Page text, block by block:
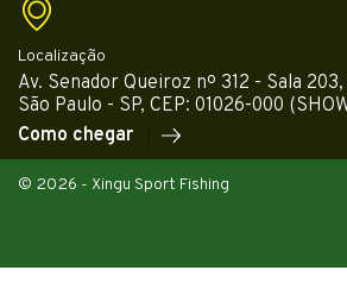
Localização
Av. Senador Queiroz nº 312 - Sala
São Paulo - SP, CEP: 01026-000
Como chegar
© 2026 - Xingu Sport Fishing